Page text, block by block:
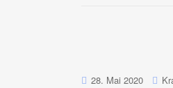
28. Mai 2020